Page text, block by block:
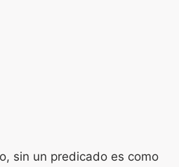
sin un predicado es como